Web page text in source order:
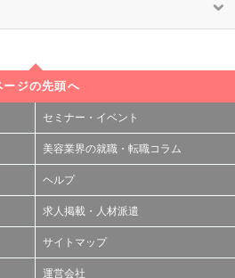
ージの先頭へ
セミナー・イベント
美容業界の就職・転職コラム
ヘルプ
求人掲載・人材派遣
サイトマップ
運営会社